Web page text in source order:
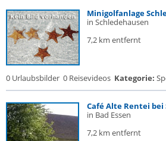
Minigolfanlage
in Schledehausen
7,2 km entfernt
0 Urlaubsbilder 0 Reisevideos Kategorie:
Café Alte Rentei
in Bad Essen
7,2 km entfernt